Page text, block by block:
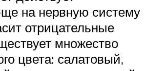
на нервную систему
отрицательные
множество
цвета: салатовый,